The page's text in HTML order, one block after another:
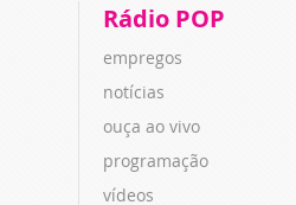
Rádio POP
empregos
notícias
ouça ao vivo
programação
vídeos